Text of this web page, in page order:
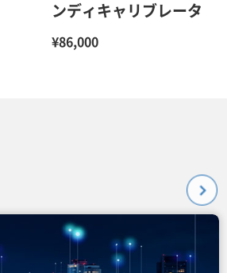
ンディキャリブレータ
¥86,000